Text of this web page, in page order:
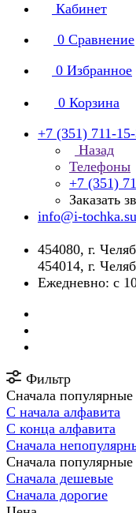
Кабинет
0 Сравнение
0 Избранное
0 Корзина
+7 (351) 711-
Назад
Телефоны
+7 (351)
Заказать
info@i-tochka.su
​454080, г.
454014, г.
Ежедневно: с
Фильтр
Сначала популярные
С начала алфавита
С конца алфавита
Сначала
Сначала популярные
Сначала дешевые
Сначала дорогие